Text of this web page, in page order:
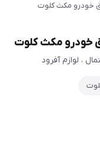
خودرو مکث کلوت
خودرو مکث کلوت
، لوازم آفرود